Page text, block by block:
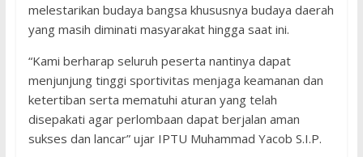
melestarikan budaya bangsa khususnya budaya daerah
yang masih diminati masyarakat hingga saat ini.
“Kami berharap seluruh peserta nantinya dapat
menjunjung tinggi sportivitas menjaga keamanan dan
ketertiban serta mematuhi aturan yang telah
disepakati agar perlombaan dapat berjalan aman
sukses dan lancar” ujar IPTU Muhammad Yacob S.I.P.